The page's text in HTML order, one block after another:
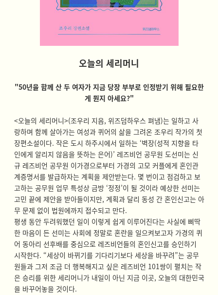
오늘의 세리머니
"50년을 함께 산 두 여자가 지금 당장 부부로 인정받기 위해 필요한
게 뭔지 아세요?"
<오늘의 세리머니>(조우리 지음, 위즈덤하우스 펴냄)는 일하고 사
랑하며 함께 살아가는 여성과 퀴어의 삶을 그려온 조우리 작가의 첫
장편소설이다. 작은 도시 하주시에서 일하는 ‘벽장(성적 지향을 타
인에게 알리지 않음을 뜻하는 은어)’ 레즈비언 공무원 도선미는 신
규 레즈비언 공무원 이가경으로부터 가경의 고모 커플에게 혼인관
계증명서를 발급하자는 계획을 제안받는다. 몇 번이고 점검하고 보
고하는 공무원 업무 특성상 금방 ‘정정’이 될 것이라 예상한 선미는
고민 끝에 제안을 받아들이지만, 계획과 달리 동성 간 혼인신고는 아
무 문제 없이 법원에까지 접수되고 만다.
평생 동안 두려워했던 일이 이렇게 쉽게 이루어진다는 사실에 삐딱
한 마음이 든 선미는 사회에 정말로 혼란을 일으켜보고자 가경의 퀴
어 동아리 선후배를 중심으로 레즈비언들의 혼인신고를 승인하기
시작한다. “세상이 바뀌기를 기다리기보다 세상을 바꾸려”는 공무
원들과 그저 조금 더 행복해지고 싶은 레즈비언 101쌍이 펼치는 작
은 승리를 위한 세리머니가 내일이 아닌 지금 이곳, 오늘의 대한민국
을 바꾸어놓을 것이다.